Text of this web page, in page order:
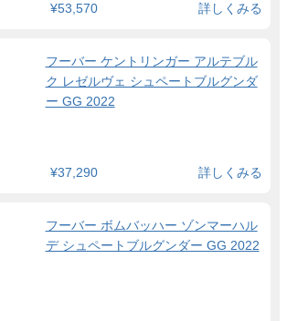
¥53,570 詳しくみる
フーバー ケントリンガー アルテブル
ク レゼルヴェ シュペートブルグンダ
ー GG 2022
¥37,290 詳しくみる
フーバー ボムバッハー ゾンマーハル
デ シュペートブルグンダー GG 2022